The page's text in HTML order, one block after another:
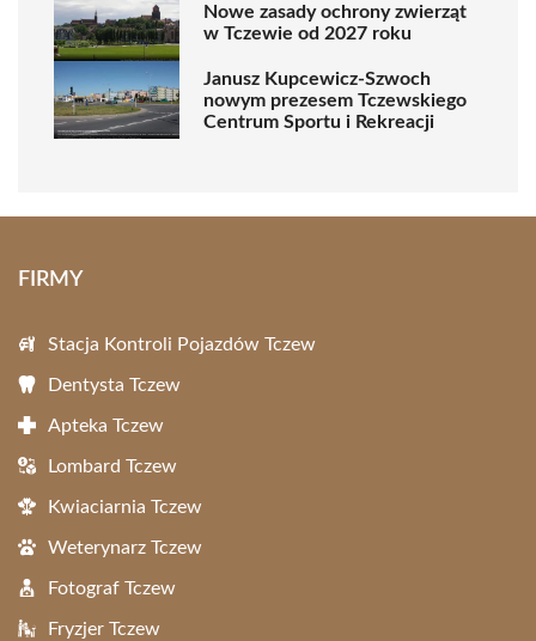
Nowe zasady ochrony zwierząt
w Tczewie od 2027 roku
Janusz Kupcewicz-Szwoch
nowym prezesem Tczewskiego
Centrum Sportu i Rekreacji
FIRMY
Stacja Kontroli Pojazdów Tczew
Dentysta Tczew
Apteka Tczew
Lombard Tczew
Kwiaciarnia Tczew
Weterynarz Tczew
Fotograf Tczew
Fryzjer Tczew